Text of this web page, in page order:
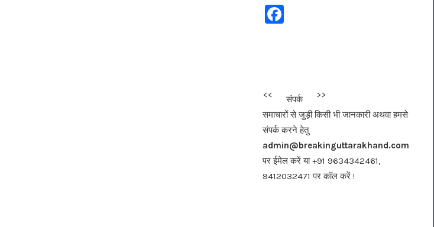
F
b
o
o
k
<<<संपर्क>>>
समाचारों से जुड़ी किसी भी जानकारी अथवा हमसे
संपर्क करने हेतु
admin@breakinguttarakhand.com
पर ईमेल करें या +91 9634342461,
9412032471 पर कॉल करें !